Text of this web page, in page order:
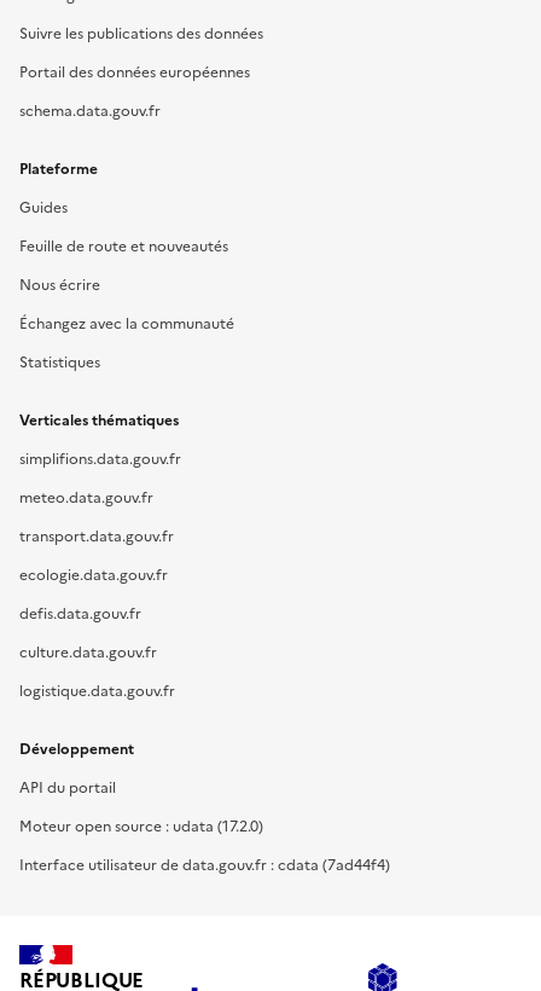
Suivre les publications des données
Portail des données européennes
schema.data.gouv.fr
Plateforme
Guides
Feuille de route et nouveautés
Nous écrire
Échangez avec la communauté
Statistiques
Verticales thématiques
simplifions.data.gouv.fr
meteo.data.gouv.fr
transport.data.gouv.fr
ecologie.data.gouv.fr
defis.data.gouv.fr
culture.data.gouv.fr
logistique.data.gouv.fr
Développement
API du portail
Moteur open source : udata (17.2.0)
Interface utilisateur de data.gouv.fr : cdata (7ad44f4)
RÉPUBLIQUE